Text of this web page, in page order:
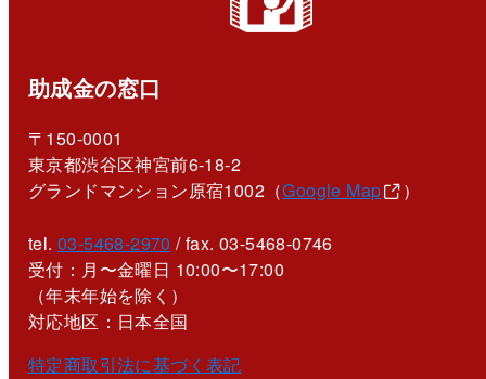
助成金の窓口
〒150-0001
東京都渋谷区神宮前6-18-2
グランドマンション原宿1002（Google Map ）
tel. 03-5468-2970 / fax. 03-5468-0746
受付：月〜金曜日 10:00〜17:00
（年末年始を除く）
対応地区：日本全国
特定商取引法に基づく表記